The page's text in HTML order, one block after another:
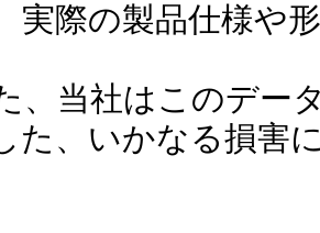
実際の製品仕様や
当社はこのデー
た、いかなる損害